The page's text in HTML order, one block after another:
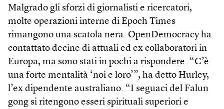
Malgrado gli sforzi di giornalisti e ricercatori,
molte operazioni interne di Epoch Times
rimangono una scatola nera. OpenDemocracy ha
contattato decine di attuali ed ex collaboratori in
Europa, ma sono stati in pochi a rispondere. “C’è
una forte mentalità ‘noi e loro’”, ha detto Hurley,
l’ex dipendente australiano. “I seguaci del Falun
gong si ritengono esseri spirituali superiori e